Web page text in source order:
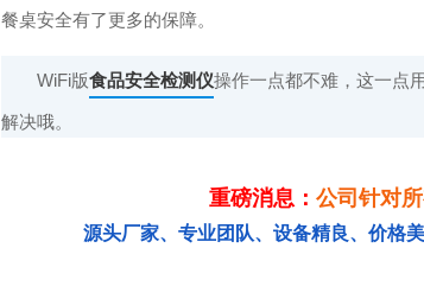
餐桌安全有了更多的保障。
WiFi版食品安全检测仪操作一点都不难，这一点
解决哦。
重磅消息：公司针对
源头厂家、专业团队、设备精良、价格